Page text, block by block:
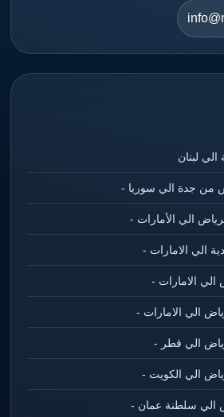
لبنان
جدة الي سوريا -
الي الأمارات -
الي الامارات -
الامارات -
الي الامارات -
الي قطر -
الي الكويت -
سلطنة عمان -